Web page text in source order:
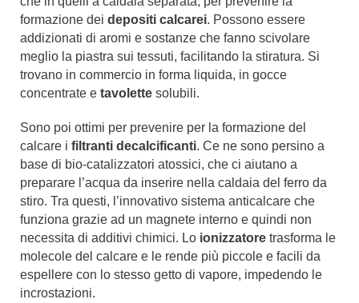
formazione dei depositi calcarei. Possono essere
addizionati di aromi e sostanze che fanno scivolare
meglio la piastra sui tessuti, facilitando la stiratura. Si
trovano in commercio in forma liquida, in gocce
concentrate e tavolette solubili.
Sono poi ottimi per prevenire per la formazione del
calcare i filtranti decalcificanti. Ce ne sono persino a
base di bio-catalizzatori atossici, che ci aiutano a
preparare l’acqua da inserire nella caldaia del ferro da
stiro. Tra questi, l’innovativo sistema anticalcare che
funziona grazie ad un magnete interno e quindi non
necessita di additivi chimici. Lo ionizzatore trasforma le
molecole del calcare e le rende più piccole e facili da
espellere con lo stesso getto di vapore, impedendo le
incrostazioni.